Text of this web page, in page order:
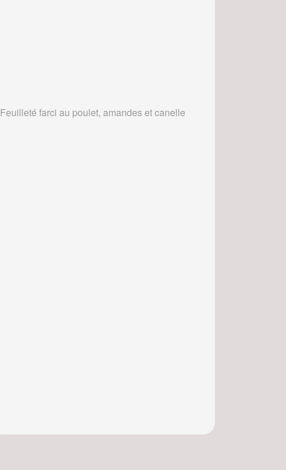
Feuilleté farci au poulet, amandes et canelle